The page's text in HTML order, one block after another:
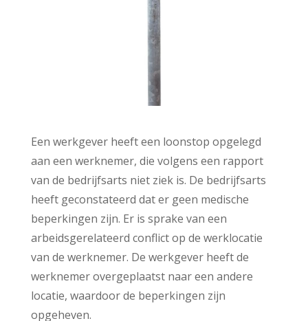
Een werkgever heeft een loonstop opgelegd
aan een werknemer, die volgens een rapport
van de bedrijfsarts niet ziek is. De bedrijfsarts
heeft geconstateerd dat er geen medische
beperkingen zijn. Er is sprake van een
arbeidsgerelateerd conflict op de werklocatie
van de werknemer. De werkgever heeft de
werknemer overgeplaatst naar een andere
locatie, waardoor de beperkingen zijn
opgeheven.